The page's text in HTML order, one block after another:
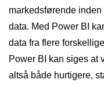
markedsførende
data. Med Power BI
data fra flere
Power BI kan siges at
altså både hurtigere,